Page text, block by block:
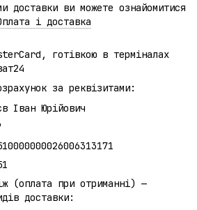
доставки ви можете ознайомитися
і доставка
готівкою в терміналах
за реквізитами:
Іван Юрійович
(оплата при отриманні) —
видів доставки: